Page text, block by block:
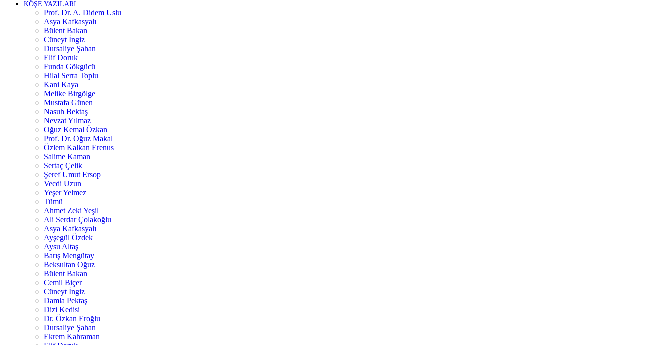
KÖŞE YAZILARI
Prof. Dr. A. Didem Uslu
Asya Kafkasyalı
Bülent Bakan
Cüneyt İngiz
Dursaliye Şahan
Elif Doruk
Funda Gökgücü
Hilal Serra Toplu
Kani Kaya
Melike Birgölge
Mustafa Günen
Nasuh Bektaş
Nevzat Yılmaz
Oğuz Kemal Özkan
Prof. Dr. Oğuz Makal
Özlem Kalkan Erenus
Salime Kaman
Sertaç Çelik
Şeref Umut Ersop
Vecdi Uzun
Yeşer Yelmez
Tümü
Ahmet Zeki Yeşil
Ali Serdar Çolakoğlu
Asya Kafkasyalı
Ayşegül Özdek
Aysu Altaş
Barış Mengütay
Beksultan Oğuz
Bülent Bakan
Cemil Biçer
Cüneyt İngiz
Damla Pektaş
Dizi Kedisi
Dr. Özkan Eroğlu
Dursaliye Şahan
Ekrem Kahraman